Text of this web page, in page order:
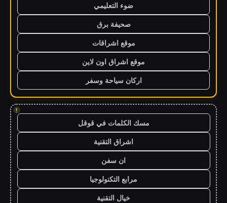
ضوء التعليمي
صحيفة برق
موقع اشراقات
موقع اشراق اون لاين
اركان سياحة وسفر
!
مسك الكلمات في قوقل
اشراق التقنية
ان سفن
مرابع التكنولوجيا
خيال التقنية